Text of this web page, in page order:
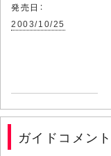
発売日：
2003/10/25
ガイドコメント